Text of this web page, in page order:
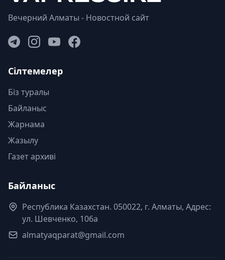
Вечерний Алматы - Новостной сайт
Сілтемелер
Біз туралы
Байланыс
Жарнама
Жазылу
Газет архиві
Байланыс
Республика Казахстан. 050022, г. Алматы, Адрес:
ул. Шевченко, 106а
almatyaqparat@gmail.com